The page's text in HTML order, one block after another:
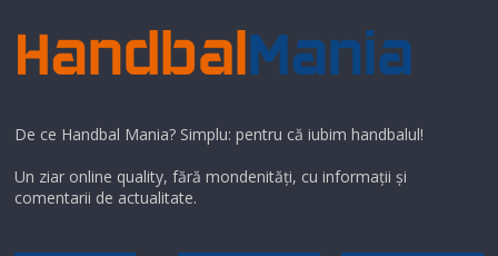
De ce Handbal Mania? Simplu: pentru că iubim handbalul!
Un ziar online quality, fără mondenități, cu informații și
comentarii de actualitate.